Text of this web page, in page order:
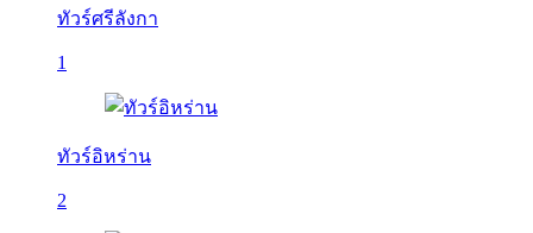
ทัวร์ศรีลังกา
1
ทัวร์อิหร่าน
2